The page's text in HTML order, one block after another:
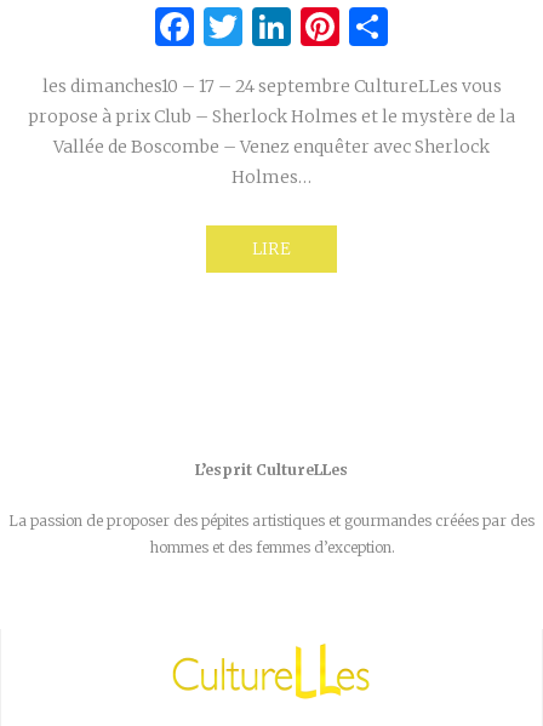
Facebook
Twitter
LinkedIn
Pinterest
les dimanches10 – 17 – 24 septembre CultureLLes vous
propose à prix Club – Sherlock Holmes et le mystère de la
Vallée de Boscombe – Venez enquêter avec Sherlock
Holmes…
LIRE
L’esprit CultureLLes
La passion de proposer des pépites artistiques et gourmandes créées par des
hommes et des femmes d’exception.